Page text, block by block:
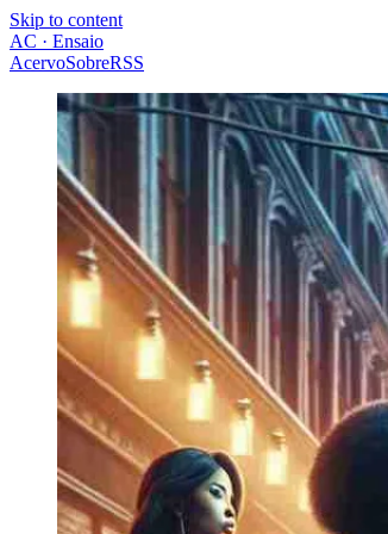
Skip to content
AC · Ensaio
AcervoSobreRSS